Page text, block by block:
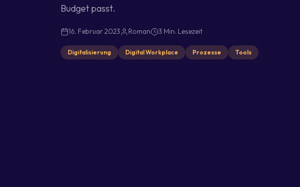
Budget passt.
16. Februar 2023 Roman 3 Min. Lesezeit
Digitalisierung Digital Workplace Prozesse Tools